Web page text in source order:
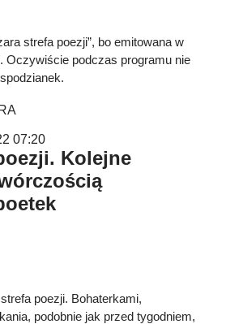
strefa poezji”, bo emitowana w
Oczywiście podczas programu nie
07:20
Kolejne
poezji. Bohaterkami,
podobnie jak przed tygodniem,